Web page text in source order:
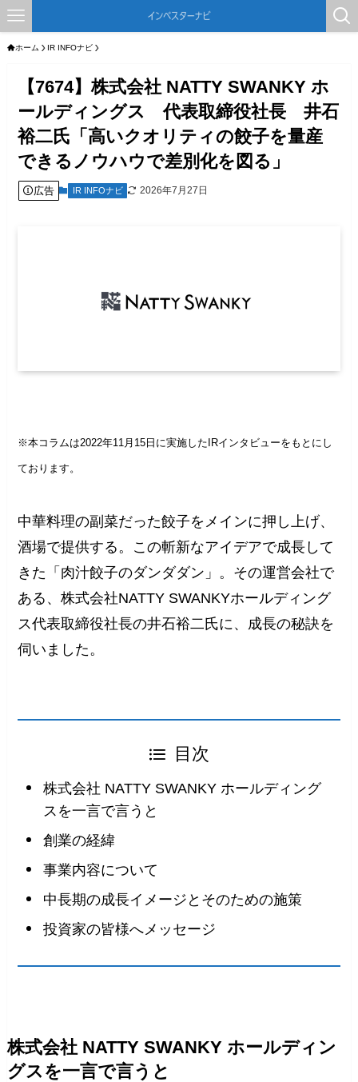
ホーム IR INFOナビ
【7674】株式会社 NATTY SWANKY ホ
ールディングス 代表取締役社長 井石
裕二氏「高いクオリティの餃子を量産
できるノウハウで差別化を図る」
広告 IR INFOナビ 2026年7月27日
※本コラムは2022年11月15日に実施したIRインタビューをもとにし
ております。
中華料理の副菜だった餃子をメインに押し上げ、
酒場で提供する。この斬新なアイデアで成長して
きた「肉汁餃子のダンダダン」。その運営会社で
ある、株式会社NATTY SWANKYホールディング
ス代表取締役社長の井石裕二氏に、成長の秘訣を
伺いました。
目次
株式会社 NATTY SWANKY ホールディング
スを一言で言うと
創業の経緯
事業内容について
中長期の成長イメージとそのための施策
投資家の皆様へメッセージ
株式会社 NATTY SWANKY ホールディン
グスを一言で言うと